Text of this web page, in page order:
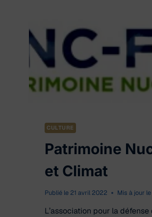
CULTURE
Patrimoine
et Climat
Publié le 21 avril 2022 Mis à jour le
L’association pour la défense